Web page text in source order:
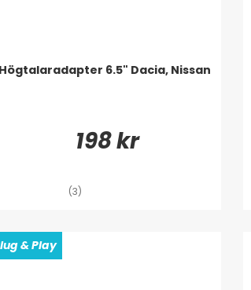
Högtalaradapter 6.5" Dacia, Nissan
198 kr
(3)
& Play